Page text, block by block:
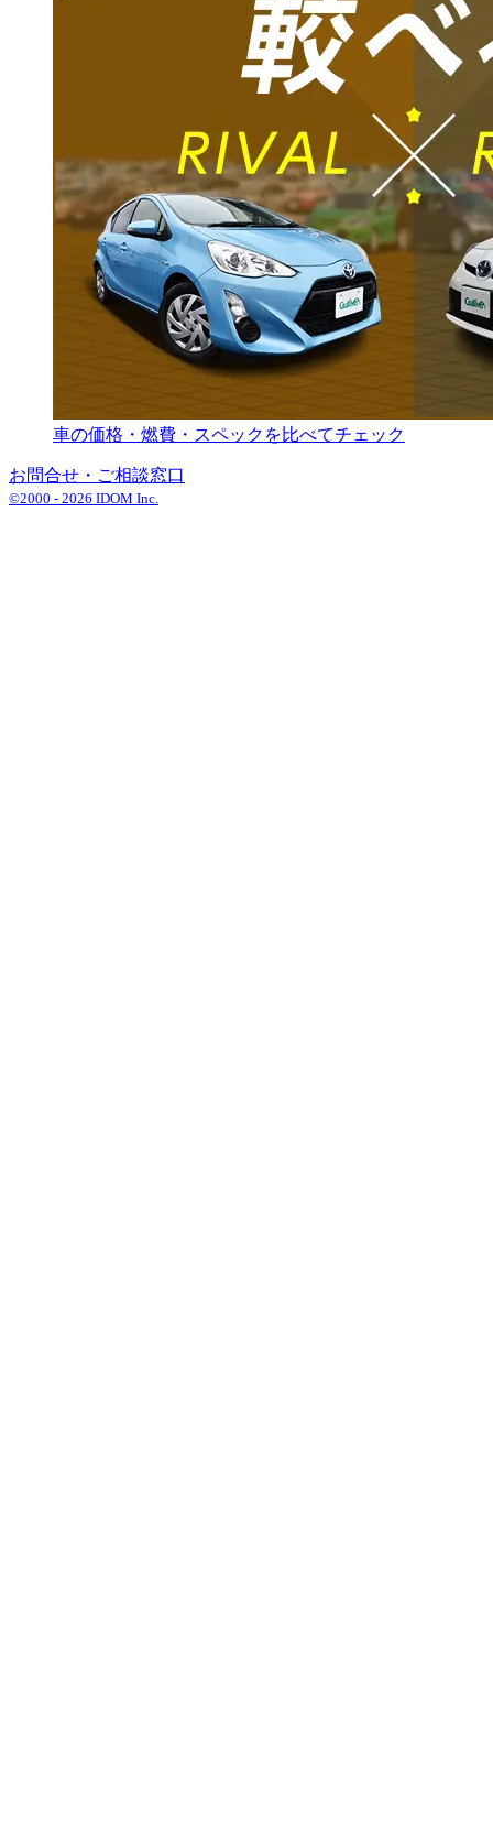
車の価格・燃費・スペックを比べてチェック
お問合せ・ご相談窓口
©2000 - 2026 IDOM Inc.